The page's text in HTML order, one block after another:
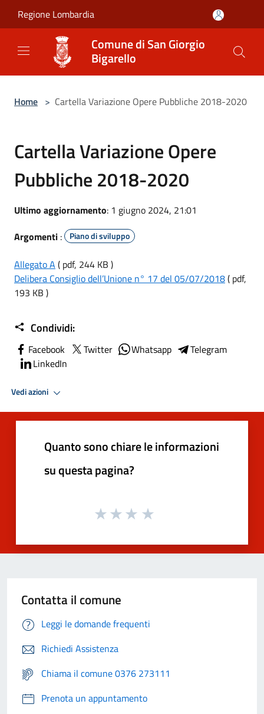
Regione Lombardia
Comune di San Giorgio
Bigarello
Home > Cartella Variazione Opere Pubbliche 2018-2020
Cartella Variazione Opere
Pubbliche 2018-2020
Ultimo aggiornamento: 1 giugno 2024, 21:01
Argomenti : Piano di sviluppo
Allegato A ( pdf, 244 KB )
Delibera Consiglio dell’Unione n° 17 del 05/07/2018( pdf,
193 KB )
Condividi:
Facebook Twitter Whatsapp
Telegram
LinkedIn
Vedi azioni
Quanto sono chiare le informazioni
su questa pagina?
Contatta il comune
Leggi le domande frequenti
Richiedi Assistenza
Chiama il comune 0376 273111
Prenota un appuntamento